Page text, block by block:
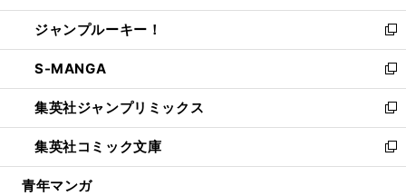
開
く
ウ
で
開
く
ン
ド
ウ
で
開
く
ウ
ィ
ン
ド
ウ
で
開
く
し
い
ウ
ィ
ン
ド
ウ
で
開
ジャンプルーキー！
新
し
い
ウ
ィ
ン
ド
ウ
S-MANGA
新
し
い
ウ
ィ
ン
集英社ジャンプリミックス
新
し
い
ウ
集英社コミック文庫
新
し
青年マンガ